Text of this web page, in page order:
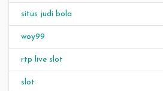
situs judi bola
woy99
rtp live slot
slot